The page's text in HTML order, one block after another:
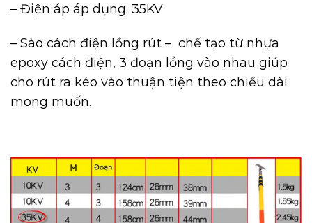
– Điện áp áp dụng: 35KV
– Sào cách điện lồng rút – chế tạo từ nhựa
epoxy cách điện, 3 đoạn lồng vào nhau giúp
cho rút ra kéo vào thuận tiện theo chiều dài
mong muốn.